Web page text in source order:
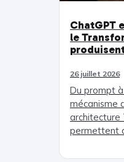
ChatGPT
le
26 juillet 2026
Du prompt
mécanisme
architecture
permettent